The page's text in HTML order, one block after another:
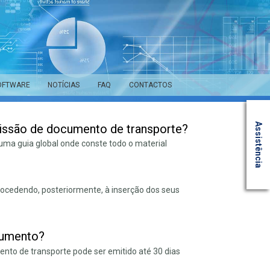
NOTÍCIAS FAQ CONTACTOS
Assistência
de documento de transporte?
guia global onde conste todo o material
posteriormente, à inserção dos seus
de transporte pode ser emitido até 30 dias